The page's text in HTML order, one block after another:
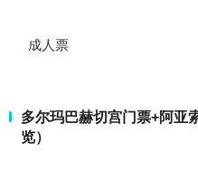
成人票
多尔玛巴赫切宫门票+阿亚
览）